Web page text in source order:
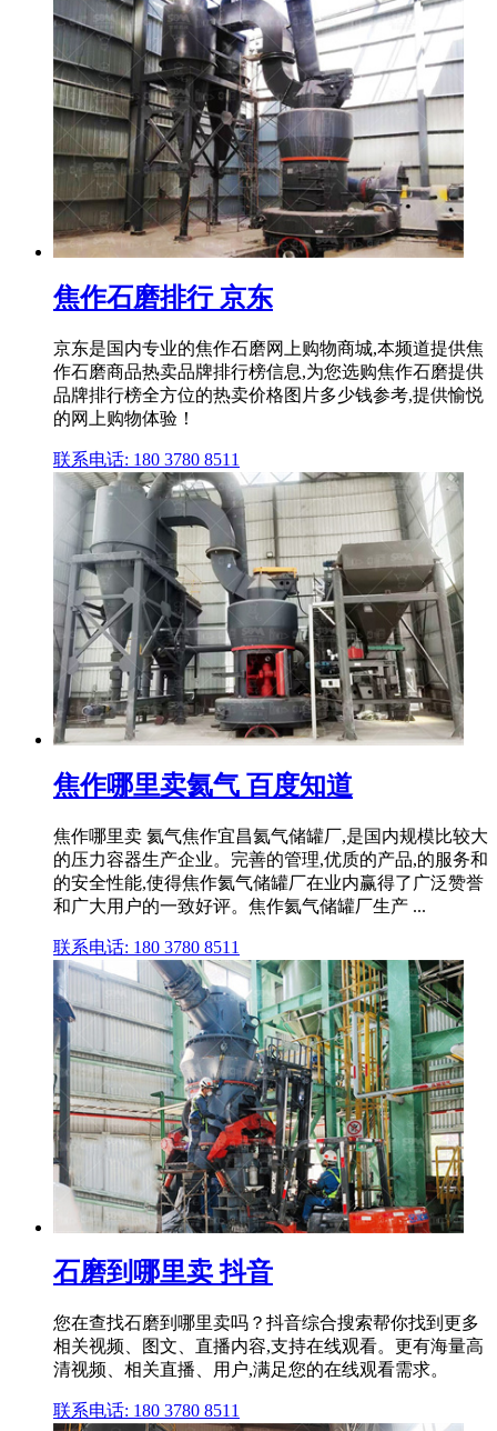
焦作石磨排行 京东
京东是国内专业的焦作石磨网上购物商城,本频道提供焦
作石磨商品热卖品牌排行榜信息,为您选购焦作石磨提供
品牌排行榜全方位的热卖价格图片多少钱参考,提供愉悦
的网上购物体验！
联系电话: 180 3780 8511
焦作哪里卖氦气 百度知道
焦作哪里卖 氦气焦作宜昌氦气储罐厂,是国内规模比较大
的压力容器生产企业。完善的管理,优质的产品,的服务和
的安全性能,使得焦作氦气储罐厂在业内赢得了广泛赞誉
和广大用户的一致好评。焦作氦气储罐厂生产 ...
联系电话: 180 3780 8511
石磨到哪里卖 抖音
您在查找石磨到哪里卖吗？抖音综合搜索帮你找到更多
相关视频、图文、直播内容,支持在线观看。更有海量高
清视频、相关直播、用户,满足您的在线观看需求。
联系电话: 180 3780 8511